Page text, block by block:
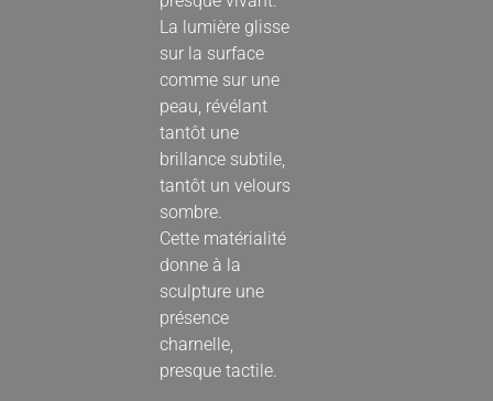
La lumière glisse
sur la surface
comme sur une
peau, révélant
tantôt une
brillance subtile,
tantôt un velours
sombre.
Cette matérialité
donne à la
sculpture une
présence
charnelle,
presque tactile.